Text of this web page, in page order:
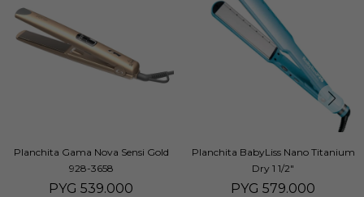
Planchita Gama Nova Sensi Gold
928-3658
PYG 539.000
Planchita BabyLiss Nano Titanium
Dry 1 1/2"
PYG 579.000